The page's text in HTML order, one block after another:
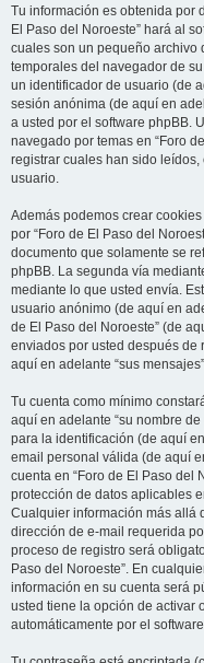
Tu información es obtenida por
El Paso del Noroeste” hará al
cuales son un pequeño archivo
temporales del navegador de
un identificador de usuario (de
sesión anónima (de aquí en
a usted por el software phpBB.
navegado por temas en “Foro
registrar cuales han sido
usuario.
Además podemos crear
por “Foro de El Paso del
documento que solamente se
phpBB. La segunda vía
mediante lo que usted envía.
usuario anónimo (de aquí en
de El Paso del Noroeste” (de
enviados por usted después de
aquí en adelante “sus
Tu cuenta como mínimo
aquí en adelante “su nombre
para la identificación (de aquí
email personal válida (de aquí
cuenta en “Foro de El Paso del
protección de datos aplicables
Cualquier información más allá
dirección de e-mail requerida
proceso de registro será
Paso del Noroeste”. En
información en su cuenta será
usted tiene la opción de activar
automáticamente por el